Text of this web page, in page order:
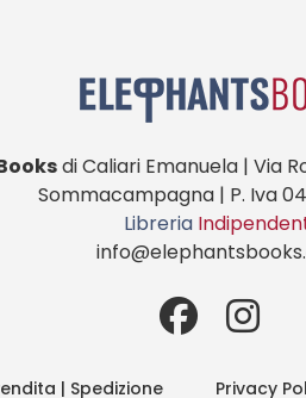
di Caliari Emanuela | Via
Sommacampagna | P. Iva
Libreria
| Spedizione Privacy